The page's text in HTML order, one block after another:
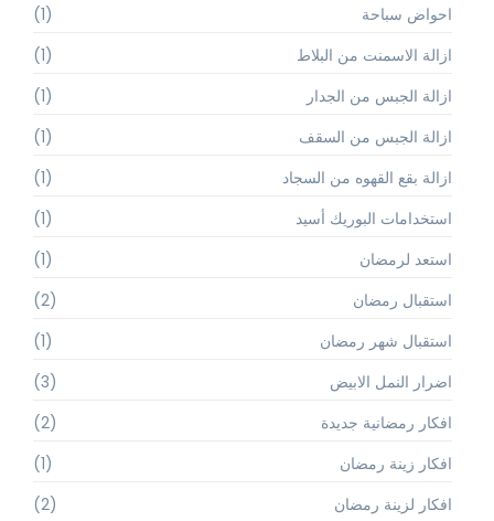
احواض سباحة
(1)
ازالة الاسمنت من البلاط
(1)
ازالة الجبس من الجدار
(1)
ازالة الجبس من السقف
(1)
ازالة بقع القهوه من السجاد
(1)
استخدامات البوريك أسيد
(1)
استعد لرمضان
(1)
استقبال رمضان
(2)
استقبال شهر رمضان
(1)
اضرار النمل الابيض
(3)
افكار رمضانية جديدة
(2)
افكار زينة رمضان
(1)
افكار لزينة رمضان
(2)